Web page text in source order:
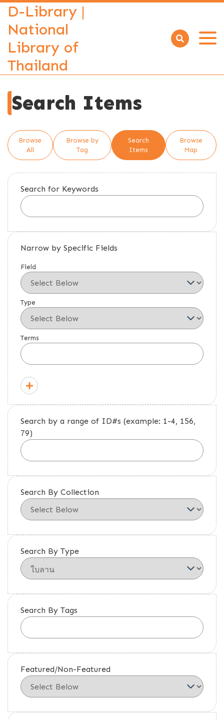
D-Library |
National
Library of
Thailand
Open
Search Items
Browse
All
Browse by
Tag
Search
Items
Browse
Map
Search for Keywords
Narrow by Specific Fields
Field
Type
Terms
Search by a range of ID#s (example: 1-4, 156,
79)
Search By Collection
Search By Type
Search By Tags
Featured/Non-Featured